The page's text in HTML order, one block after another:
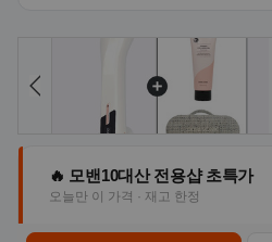
🔥 모밴10대산 전용샵 초특가
오늘만 이 가격 · 재고 한정